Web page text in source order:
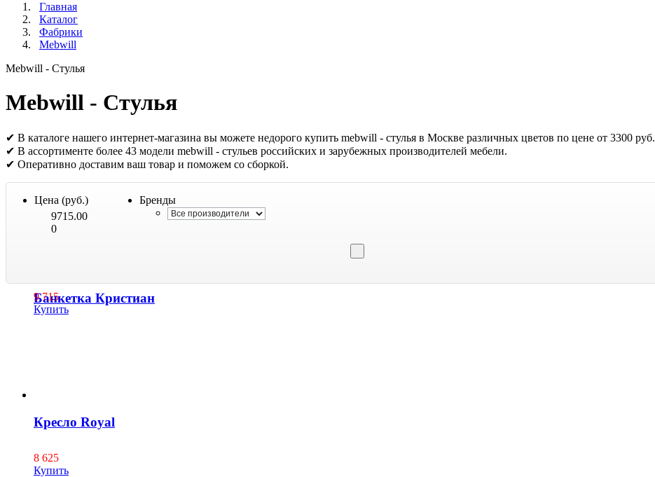
Главная
Каталог
Фабрики
Mebwill
Mebwill - Стулья
Mebwill - Стулья
✔ В каталоге нашего интернет-магазина вы можете недорого купить mebwill - стулья в Москве различных цветов по цене от 3300 руб.
✔ В ассортименте более 43 модели mebwill - стульев российских и зарубежных производителей мебели.
✔ Оперативно доставим ваш товар и поможем со сборкой.
Цена (руб.)
9715.00
0
Бренды
Банкетка Кристиан
9 715
Купить
Кресло Royal
8 625
Купить